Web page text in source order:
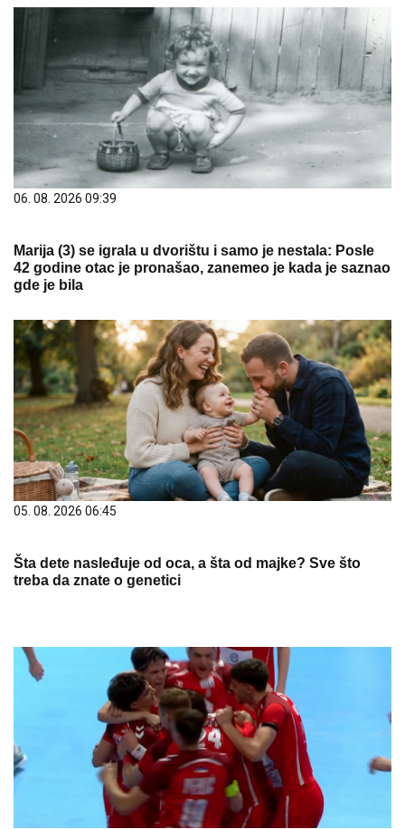
06. 08. 2026 09:39
Marija (3) se igrala u dvorištu i samo je nestala: Posle
42 godine otac je pronašao, zanemeo je kada je saznao
gde je bila
05. 08. 2026 06:45
Šta dete nasleđuje od oca, a šta od majke? Sve što
treba da znate o genetici